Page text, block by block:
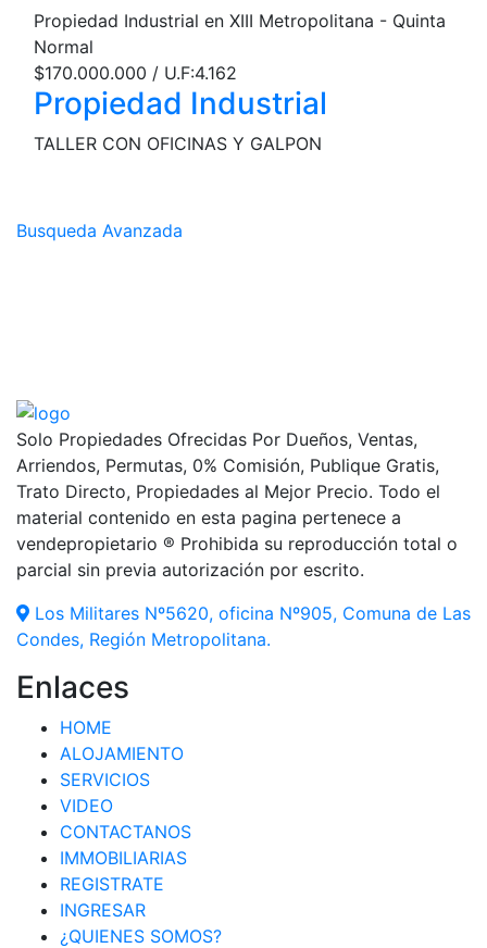
Propiedad Industrial en XIII Metropolitana - Quinta
Normal
$170.000.000 / U.F:4.162
Propiedad Industrial
TALLER CON OFICINAS Y GALPON
Busqueda Avanzada
Solo Propiedades Ofrecidas Por Dueños, Ventas,
Arriendos, Permutas, 0% Comisión, Publique Gratis,
Trato Directo, Propiedades al Mejor Precio. Todo el
material contenido en esta pagina pertenece a
vendepropietario ® Prohibida su reproducción total o
parcial sin previa autorización por escrito.
Los Militares Nº5620, oficina Nº905, Comuna de Las
Condes, Región Metropolitana.
Enlaces
HOME
ALOJAMIENTO
SERVICIOS
VIDEO
CONTACTANOS
IMMOBILIARIAS
REGISTRATE
INGRESAR
¿QUIENES SOMOS?